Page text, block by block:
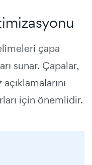
çapa
sunar. Çapalar,
için önemlidir.